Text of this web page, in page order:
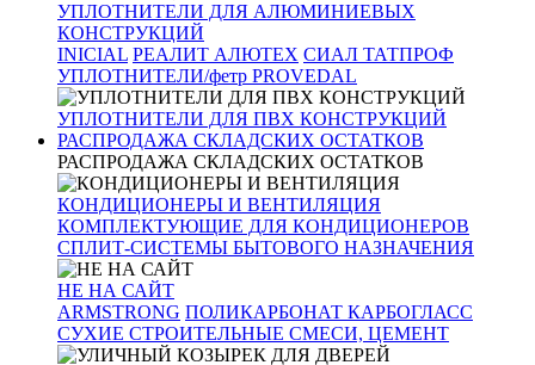
УПЛОТНИТЕЛИ ДЛЯ АЛЮМИНИЕВЫХ
КОНСТРУКЦИЙ
INICIAL РЕАЛИТ АЛЮТЕХ СИАЛ ТАТПРОФ
УПЛОТНИТЕЛИ/фетр PROVEDAL
УПЛОТНИТЕЛИ ДЛЯ ПВХ КОНСТРУКЦИЙ
РАСПРОДАЖА СКЛАДСКИХ ОСТАТКОВ
РАСПРОДАЖА СКЛАДСКИХ ОСТАТКОВ
КОНДИЦИОНЕРЫ И ВЕНТИЛЯЦИЯ
КОМПЛЕКТУЮЩИЕ ДЛЯ КОНДИЦИОНЕРОВ
СПЛИТ-СИСТЕМЫ БЫТОВОГО НАЗНАЧЕНИЯ
НЕ НА САЙТ
ARMSTRONG ПОЛИКАРБОНАТ КАРБОГЛАСС
СУХИЕ СТРОИТЕЛЬНЫЕ СМЕСИ, ЦЕМЕНТ